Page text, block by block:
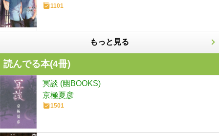
1101
もっと見る
読んでる本(4冊)
冥談 (幽BOOKS)
京極夏彦
1501